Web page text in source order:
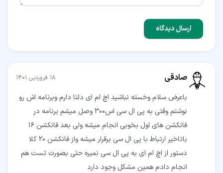
ارسال دیدگاه
صادقی ۱۸ فروردین ۱۴۰۱
باعرض سلام وخسته نباشید اچ ام ای دلتا دارم وبرنامه اش رو
نوشتم وقتی به پی ال سی اس300 وصل میشم برنامه در
فانکشن های اول بخوبی انجام میشه ولی بعد فانکشن 16
باتاخیر ارتباط با پی ال سی برقرار میشه واز فانکشن 20 کلا
دستور از اچ ام ای به پی ال سی نمیره حتی بصورت تست هم
انجام دادم همین مشکل وجود دارد